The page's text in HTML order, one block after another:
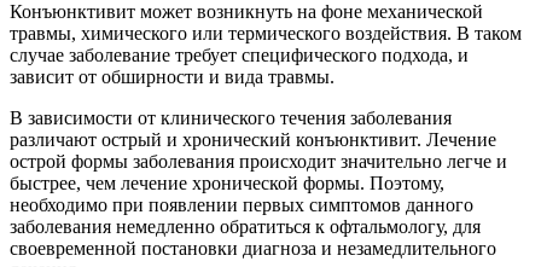
Конъюнктивит может возникнуть на фоне механической
травмы, химического или термического воздействия. В таком
случае заболевание требует специфического подхода, и
зависит от обширности и вида травмы.
В зависимости от клинического течения заболевания
различают острый и хронический конъюнктивит. Лечение
острой формы заболевания происходит значительно легче и
быстрее, чем лечение хронической формы. Поэтому,
необходимо при появлении первых симптомов данного
заболевания немедленно обратиться к офтальмологу, для
своевременной постановки диагноза и незамедлительного